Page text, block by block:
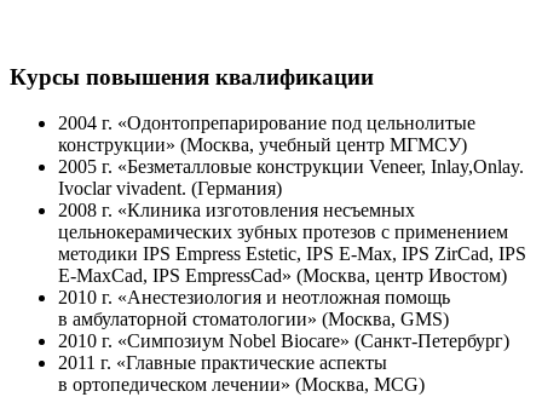
Курсы повышения квалификации
2004 г. «Одонтопрепарирование под цельнолитые
конструкции» (Москва, учебный центр МГМСУ)
2005 г. «Безметалловые конструкции Veneer, Inlay,Onlay.
Ivoclar vivadent. (Германия)
2008 г. «Клиника изготовления несъемных
цельнокерамических зубных протезов с применением
методики IPS Empress Estetic, IPS E-Max, IPS ZirCad, IPS
E-MaxCad, IPS EmpressCad» (Москва, центр Ивостом)
2010 г. «Анестезиология и неотложная помощь
в амбулаторной стоматологии» (Москва, GMS)
2010 г. «Симпозиум Nobel Biocare» (Санкт-Петербург)
2011 г. «Главные практические аспекты
в ортопедическом лечении» (Москва, MCG)